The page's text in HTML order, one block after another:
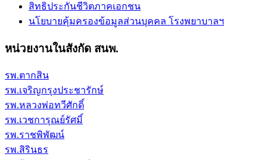
สิทธิประกันชีวิตภาคเอกชน
นโยบายคุ้มครองข้อมูลส่วนบุคคล โรงพยาบาลฯ
หน่วยงานในสังกัด สนพ.
รพ.ตากสิน
รพ.เจริญกรุงประชารักษ์
รพ.หลวงพ่อทวีศักดิ์
รพ.เวชการุณย์รัศมิ์
รพ.ราชพิพัฒน์
รพ.สิรินธร